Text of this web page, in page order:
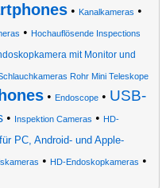
• Kanalkameras •
• Hochauflösende Inspections
mit Monitor und
Rohr Mini Teleskope
• Endoscope• USB-
• Inspektion Cameras • HD-
PC, Android- und Apple-
• HD-Endoskopkameras •